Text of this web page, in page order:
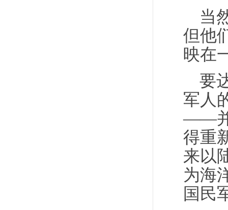
当
但他
映在
要
军人
——并
得重
来以
为海
国民